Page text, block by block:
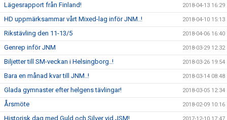
Lägesrapport från Finland! 2018-04-13 16:29
HD uppmärksammar vårt Mixed-lag inför JNM..! 2018-04-10 15:13
Rikstävling den 11-13/5 2018-04-06 16:40
Genrep inför JNM 2018-03-29 12:32
Biljetter till SM-veckan i Helsingborg..! 2018-03-26 19:54
Bara en månad kvar till JNM..! 2018-03-14 08:48
Glada gymnaster efter helgens tävlingar! 2018-03-05 12:34
Årsmöte 2018-02-09 10:16
Historisk dag med Guld och Silver vid JSM! 2017-12-10 17:47